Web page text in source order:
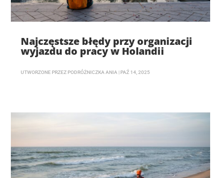
Najczęstsze błędy przy organizacji
wyjazdu do pracy w Holandii
UTWORZONE PRZEZ PODRÓŻNICZKA ANIA | PAŹ 14, 2025